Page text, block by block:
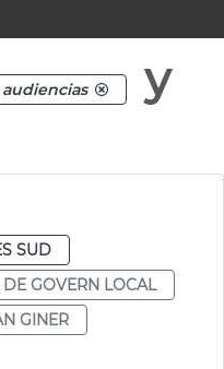
audiencias
y
SUD
GOVERN LOCAL
GINER